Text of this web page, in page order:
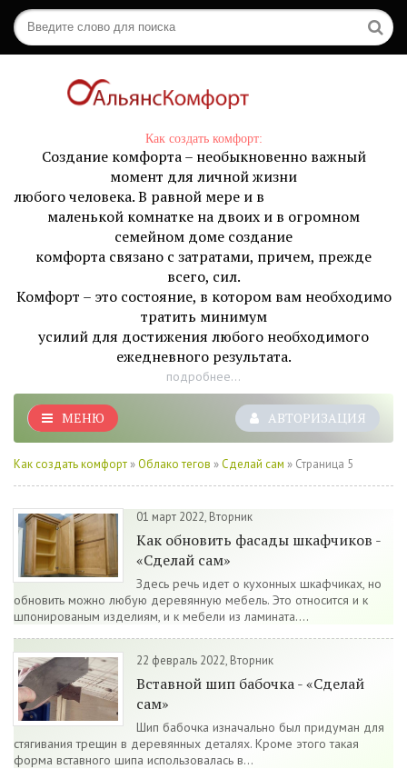
Как создать комфорт:
Создание комфорта – необыкновенно важный
момент для личной жизни
любого человека. В равной мере и в
маленькой комнатке на двоих и в огромном
семейном доме создание
комфорта связано с затратами, причем, прежде
всего, сил.
Комфорт – это состояние, в котором вам необходимо
тратить минимум
усилий для достижения любого необходимого
ежедневного результата.
подробнее...
АВТОРИЗАЦИЯ
МЕНЮ
Как создать комфорт »Облако тегов »Сделай сам » Страница 5
01 март 2022, Вторник
Как обновить фасады шкафчиков -
«Сделай сам»
Здесь речь идет о кухонных шкафчиках, но
обновить можно любую деревянную мебель. Это относится и к
шпонированым изделиям, и к мебели из ламината....
22 февраль 2022, Вторник
Вставной шип бабочка - «Сделай
сам»
Шип бабочка изначально был придуман для
стягивания трещин в деревянных деталях. Кроме этого такая
форма вставного шипа использовалась в...